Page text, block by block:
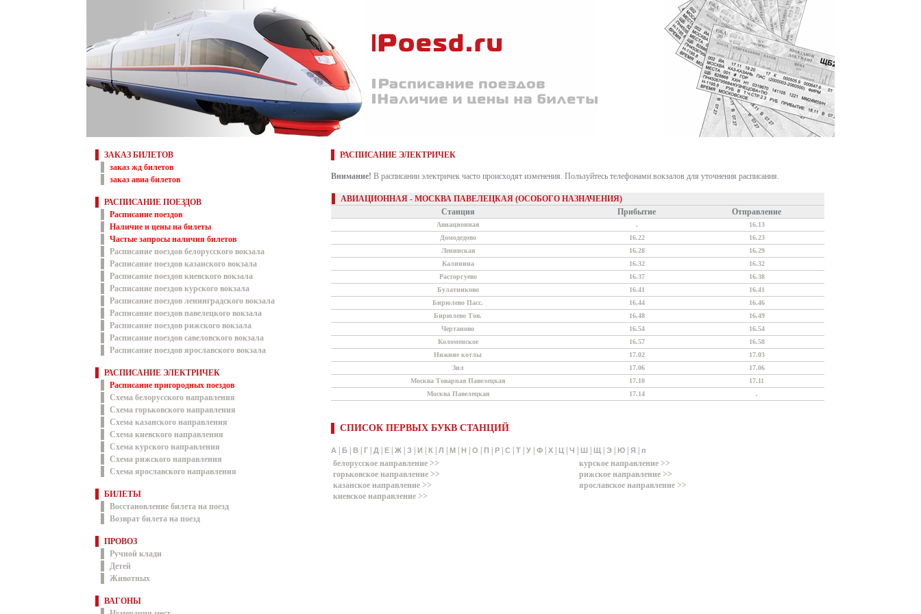
ЗАКАЗ БИЛЕТОВ
заказ жд билетов
заказ авиа билетов
РАСПИСАНИЕ ПОЕЗДОВ
Расписание поездов
Наличие и цены на билеты
Частые запросы наличия билетов
Расписание поездов белорусского вокзала
Расписание поездов казанского вокзала
Расписание поездов киевского вокзала
Расписание поездов курского вокзала
Расписание поездов ленинградского вокзала
Расписание поездов павелецкого вокзала
Расписание поездов рижского вокзала
Расписание поездов савеловского вокзала
Расписание поездов ярославского вокзала
РАСПИСАНИЕ ЭЛЕКТРИЧЕК
Расписание пригородных поездов
Схема белорусского направления
Схема горьковского направления
Схема казанского направления
Схема киевского направления
Схема курского направления
Схема рижского направления
Схема ярославского направления
БИЛЕТЫ
Восстановление билета на поезд
Возврат билета на поезд
ПРОВОЗ
Ручной клади
Детей
Животных
ВАГОНЫ
РАСПИСАНИЕ ЭЛЕКТРИЧЕК
Внимание! В расписании электричек часто происходят изменения. Пользуйтесь телефонами вокзалов для уточнения расписания.
АВИАЦИОННАЯ - МОСКВА ПАВЕЛЕЦКАЯ (ОСОБОГО НАЗНАЧЕНИЯ)
Станция
Прибытие Отправление
Авиационная .
16.13
Домодедово
16.22
16.23
Ленинская
16.28
16.29
Калинина
16.32
16.32
Расторгуево
16.37
16.38
Булатниково
16.41
16.41
Бирюлево Пасс.
16.44
16.46
Бирюлево Тов.
16.48
16.49
Чертаново
16.54
16.54
Коломенское
16.57
16.58
Нижние котлы
17.02
17.03
Зил
17.06
17.06
Москва Товарная Павелецкая
17.10
17.11
Москва Павелецкая
17.14 .
СПИСОК ПЕРВЫХ БУКВ СТАНЦИЙ
А Б В Г Д Е Ж З И К Л М Н О П Р С Т У Ф Х Ц Ч Ш Щ Э Ю Я п
белорусское направление >>
горьковское направление >>
казанское направление >>
киевское направление >>
курское направление >>
рижское направление >>
ярославское направление >>